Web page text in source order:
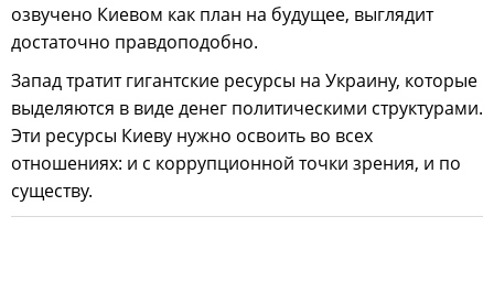
озвучено Киевом как план на будущее, выглядит
достаточно правдоподобно.
Запад тратит гигантские ресурсы на Украину, которые
выделяются в виде денег политическими структурами.
Эти ресурсы Киеву нужно освоить во всех
отношениях: и с коррупционной точки зрения, и по
существу.